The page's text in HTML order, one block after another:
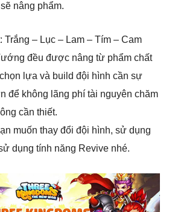
nâng phẩm.
Trắng – Lục – Lam – Tím – Cam
đều được nâng từ phẩm chất
lựa và build đội hình cần sự
để không lãng phí tài nguyên chăm
cần thiết.
muốn thay đổi đội hình, sử dụng
dụng tính năng Revive nhé.